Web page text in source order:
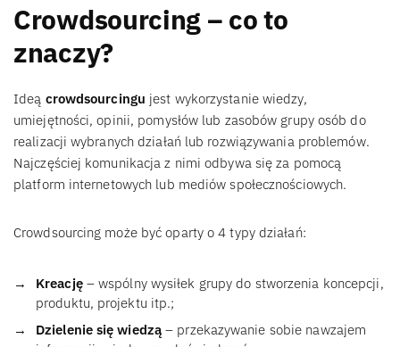
Crowdsourcing – co to
znaczy?
Ideą crowdsourcingu jest wykorzystanie wiedzy,
umiejętności, opinii, pomysłów lub zasobów grupy osób do
realizacji wybranych działań lub rozwiązywania problemów.
Najczęściej komunikacja z nimi odbywa się za pomocą
platform internetowych lub mediów społecznościowych.
Crowdsourcing może być oparty o 4 typy działań:
Kreację– wspólny wysiłek grupy do stworzenia koncepcji,
produktu, projektu itp.;
Dzielenie się wiedzą – przekazywanie sobie nawzajem